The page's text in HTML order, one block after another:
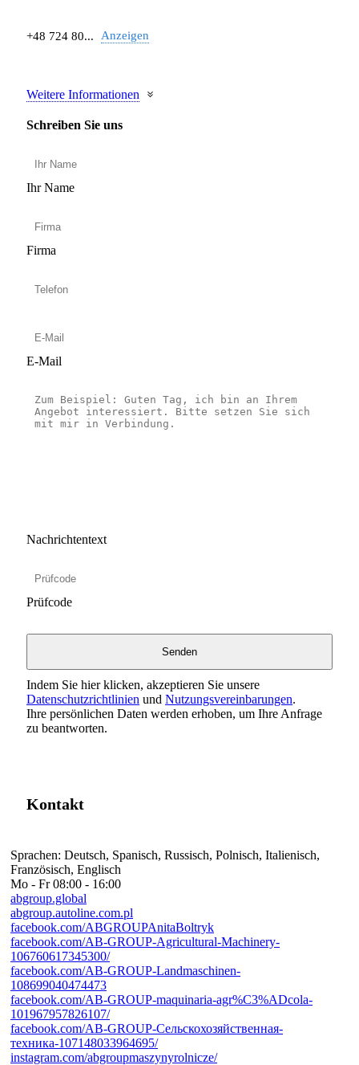
+48 724 80... Anzeigen
Weitere Informationen
Schreiben Sie uns
Ihr Name
Firma
E-Mail
Nachrichtentext
Prüfcode
Indem Sie hier klicken, akzeptieren Sie unsere
Datenschutzrichtlinien und Nutzungsvereinbarungen.
Ihre persönlichen Daten werden erhoben, um Ihre Anfrage
zu beantworten.
Kontakt
Sprachen: Deutsch, Spanisch, Russisch, Polnisch, Italienisch,
Französisch, Englisch
Mo - Fr08:00 - 16:00
abgroup.global
abgroup.autoline.com.pl
facebook.com/ABGROUPAnitaBoltryk
facebook.com/AB-GROUP-Agricultural-Machinery-
106760617345300/
facebook.com/AB-GROUP-Landmaschinen-
108699040474473
facebook.com/AB-GROUP-maquinaria-agr%C3%ADcola-
101967957826107/
facebook.com/AB-GROUP-Сельскохозяйственная-
техника-107148033964695/
instagram.com/abgroupmaszynyrolnicze/